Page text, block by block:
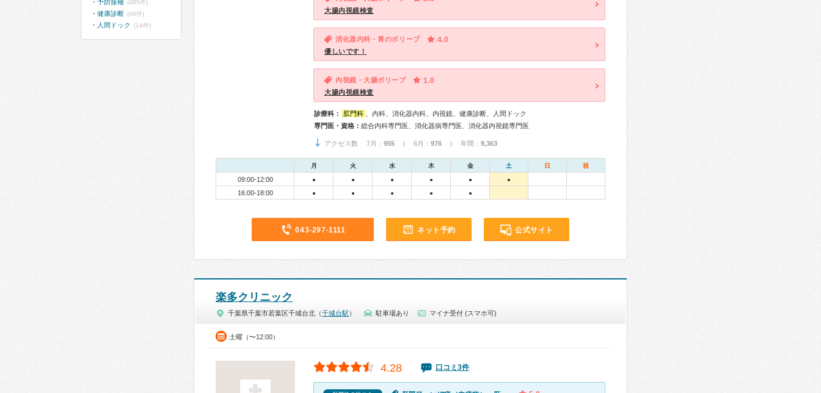
大腸内視鏡検査
消化器内科・胃のポリープ 4.0
優しいです！
内視鏡・大腸ポリープ 1.0
大腸内視鏡検査
診療科： 肛門科
、内科、消化器内科、内視鏡、健康診断、人間ドック
専門医・資格： 総合内科専門医、消化器病専門医、消化器内視鏡専門医
アクセス数 7月： 955 | 6月： 976 | 年間： 9,363
月 火 水 木 金 土 日 祝
09:00-12:00 ● ● ● ● ● ●
16:00-18:00 ● ● ● ● ●
043-297-1111 ネット予約 公式サイト
楽多クリニック
千葉県千葉市若葉区千城台北（千城台駅 ） 駐車場あり マイナ受付 (スマホ可)
土曜（〜12:00）
4.28 口コミ3件
予防接種 (485件)
健康診断 (46件)
人間ドック (14件)